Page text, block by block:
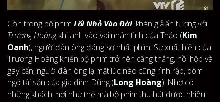
Còn trong bộ phim Lối Nhỏ Vào Đời, khán giả ấn tượng với
Trương Hoàngkhi anh vào vai nhân tình của Thảo (Kim
Oanh), người đàn ông đáng sợ nhất phim. Sự xuất hiện của
Trương Hoàng khiến bộ phim trở nên căng thẳng, hồi hộp và
gay cấn, người đàn ông lạ mặt lúc nào cũng rình rập, dòm
ngó tài sản của gia đình Dũng (Long Hoàng). Nhờ có
những khách mời như thế mà bộ phim thu hút được nhiều